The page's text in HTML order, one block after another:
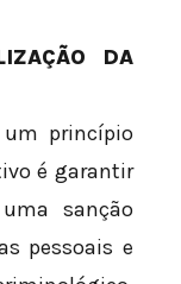
DA
princípio
é garantir
sanção
pessoais e